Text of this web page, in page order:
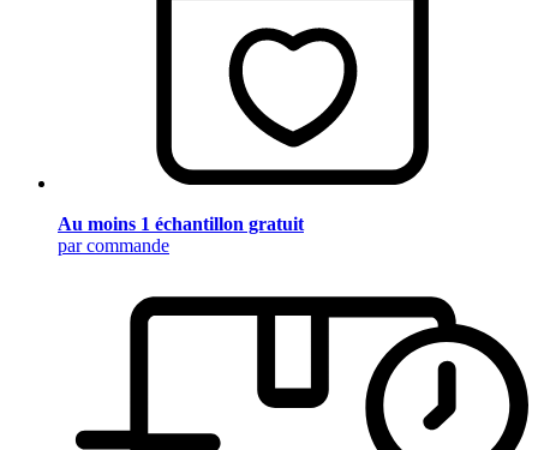
Au moins 1 échantillon gratuit
par commande